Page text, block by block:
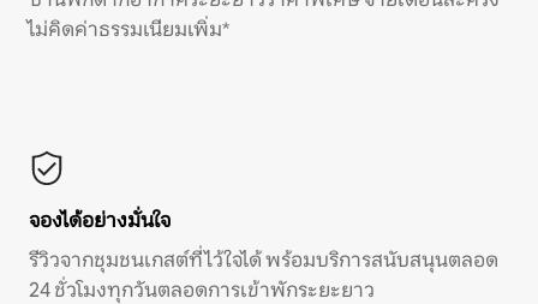
ไม่คิดค่าธรรมเนียมเพิ่ม*
จองได้อย่างมั่นใจ
รีวิวจากชุมชนเกสต์ที่ไว้ใจได้ พร้อมบริการสนับสนุนตลอด
24 ชั่วโมงทุกวันตลอดการเข้าพักระยะยาว